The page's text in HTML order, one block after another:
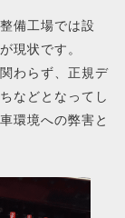
備工場では設
現状です。
わらず、正規デ
などとなってし
環境への弊害と